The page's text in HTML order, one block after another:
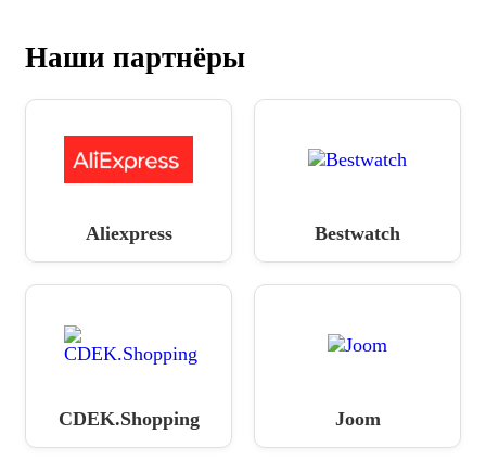
Наши партнёры
Aliexpress Bestwatch
CDEK.Shopping Joom